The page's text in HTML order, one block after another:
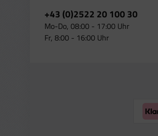
+43 (0)2522 20 100 30
Mo-Do, 08:00 - 17:00 Uhr
Fr, 8:00 - 16:00 Uhr